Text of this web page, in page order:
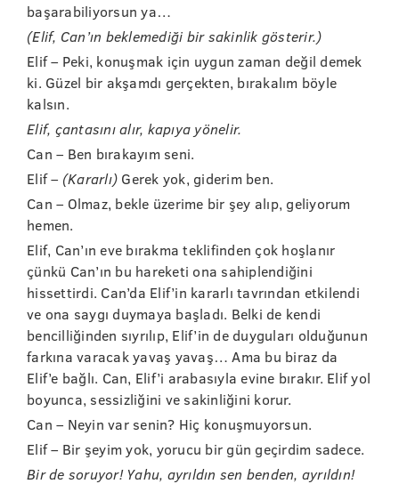
başarabiliyorsun ya…
(Elif, Can’ın beklemediği bir sakinlik gösterir.)
Elif – Peki, konuşmak için uygun zaman değil demek
ki. Güzel bir akşamdı gerçekten, bırakalım böyle
kalsın.
Elif, çantasını alır, kapıya yönelir.
Can – Ben bırakayım seni.
Elif – (Kararlı) Gerek yok, giderim ben.
Can – Olmaz, bekle üzerime bir şey alıp, geliyorum
hemen.
Elif, Can’ın eve bırakma teklifinden çok hoşlanır
çünkü Can’ın bu hareketi ona sahiplendiğini
hissettirdi. Can’da Elif’in kararlı tavrından etkilendi
ve ona saygı duymaya başladı. Belki de kendi
bencilliğinden sıyrılıp, Elif’in de duyguları olduğunun
farkına varacak yavaş yavaş… Ama bu biraz da
Elif’e bağlı. Can, Elif’i arabasıyla evine bırakır. Elif yol
boyunca, sessizliğini ve sakinliğini korur.
Can – Neyin var senin? Hiç konuşmuyorsun.
Elif – Bir şeyim yok, yorucu bir gün geçirdim sadece.
Bir de soruyor! Yahu, ayrıldın sen benden, ayrıldın!